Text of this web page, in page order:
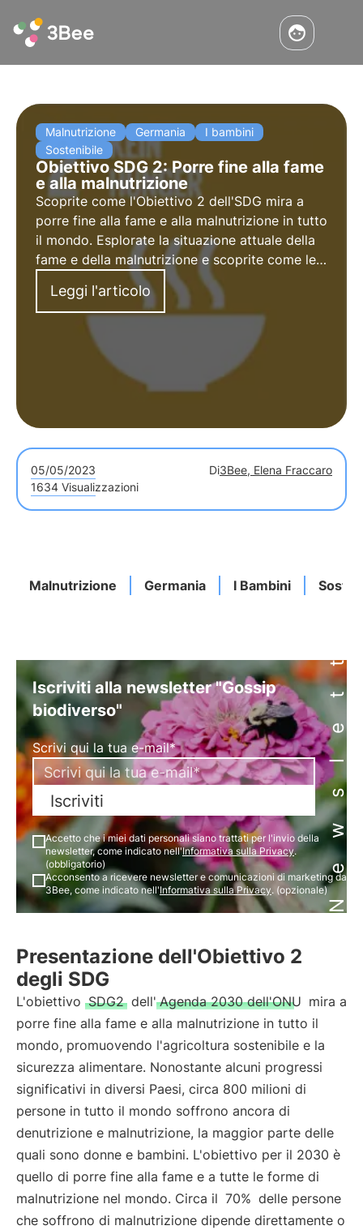
Malnutrizione Germania
I bambini
Sostenibile
Obiettivo SDG 2: Porre fine alla fame
e alla malnutrizione
Scoprite come l'Obiettivo 2 dell'SDG mira a
porre fine alla fame e alla malnutrizione in tutto
il mondo. Esplorate la situazione attuale della
fame e della malnutrizione e scoprite come le
aziende possono contribuire al raggiungimento
di questo obiettivo globale. Esplora i punti
chiave dell'Obiettivo 2.
Leggi l'articolo
05/05/2023 Di3Bee, Elena Fraccaro
1634 Visualizzazioni
Malnutrizione Germania I Bambini Newsletter
Iscriviti alla newsletter "Gossip
biodiverso"
Scrivi qui la tua e-mail*
Iscriviti
Accetto che i miei dati personali siano trattati per l'invio della
newsletter, come indicato nell'Informativa sulla Privacy.
(obbligatorio)
Acconsento a ricevere newsletter e comunicazioni di marketing da
3Bee, come indicato nell'Informativa sulla Privacy. (opzionale)
Presentazione dell'Obiettivo 2
degli SDG
L'obiettivo SDG2 dell' Agenda 2030 dell'ONU mira a
porre fine alla fame e alla malnutrizione in tutto il
mondo, promuovendo l'agricoltura sostenibile e la
sicurezza alimentare. Nonostante alcuni progressi
significativi in diversi Paesi, circa 800 milioni di
persone in tutto il mondo soffrono ancora di
denutrizione e malnutrizione, la maggior parte delle
quali sono donne e bambini. L'obiettivo per il 2030 è
quello di porre fine alla fame e a tutte le forme di
malnutrizione nel mondo. Circa il 70% delle persone
che soffrono di malnutrizione dipende direttamente o